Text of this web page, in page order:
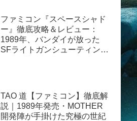
ファミコン『スペースシャド
ー』徹底攻略＆レビュー：
1989年、バンダイが放った
SFライトガンシューティング
TAO 道【ファミコン】徹底解
説｜1989年発売・MOTHER
開発陣が手掛けた究極の世紀